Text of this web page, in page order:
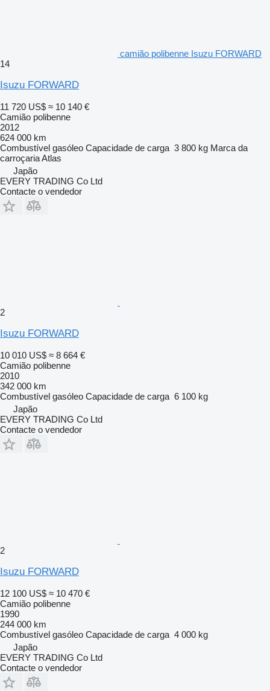
camião polibenne Isuzu FORWARD
14
Isuzu FORWARD
11 720 US$ ≈ 10 140 €
Camião polibenne
2012
624 000 km
Combustível gasóleo Capacidade de carga 3 800 kg Marca da
carroçariaAtlas
Japão
EVERY TRADING Co Ltd
Contacte o vendedor
2
Isuzu FORWARD
10 010 US$ ≈ 8 664 €
Camião polibenne
2010
342 000 km
Combustível gasóleo Capacidade de carga 6 100 kg
Japão
EVERY TRADING Co Ltd
Contacte o vendedor
2
Isuzu FORWARD
12 100 US$ ≈ 10 470 €
Camião polibenne
1990
244 000 km
Combustível gasóleo Capacidade de carga 4 000 kg
Japão
EVERY TRADING Co Ltd
Contacte o vendedor